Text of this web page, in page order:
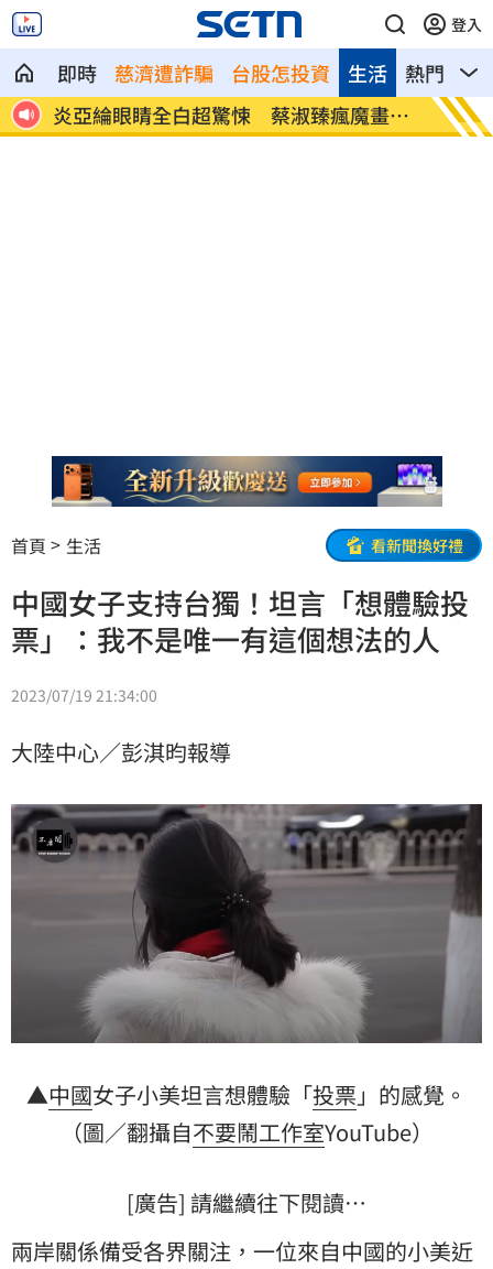
登入
即時 慈濟遭詐騙 台股怎投資 熱門 影
生活
帽 炎亞綸眼睛全白超驚悚 蔡淑臻瘋魔畫面
曝
林萱
首頁 生活 看新聞換好禮
中國女子支持台獨！坦言「想體驗投
票」：我不是唯一有這個想法的人
2023/07/19 21:34:00
大陸中心／彭淇昀報導
▲中國女子小美坦言想體驗「投票 」的感覺。
（圖／翻攝自不要鬧工作室YouTube）
[廣告] 請繼續往下閱讀…
兩岸關係備受各界關注，一位來自中國的小美近